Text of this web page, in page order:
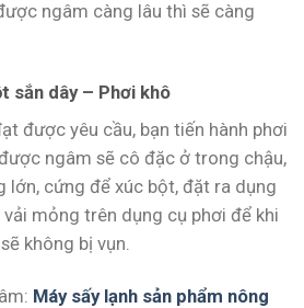
ngâm càng lâu thì sẽ càng
sắn dây – Phơi khô
được yêu cầu, bạn tiến hành phơi
ngâm sẽ cô đặc ở trong chậu,
lớn, cứng để xúc bột, đặt ra dụng
mỏng trên dụng cụ phơi để khi
không bị vụn.
Máy sấy lạnh sản phẩm nông